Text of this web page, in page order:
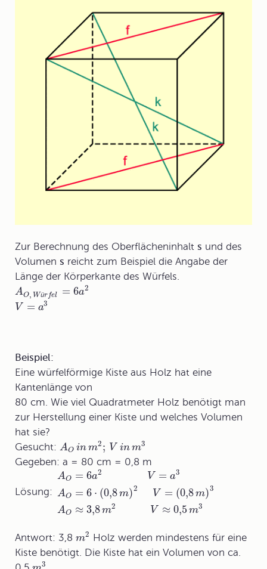
Zur Berechnung des Oberflächeninhalt s und des
Volumen s reicht zum Beispiel die Angabe der
Länge der Körperkante des Würfels.
AO, Würfel = 6a2
V = a3
Beispiel:
Eine würfelförmige Kiste aus Holz hat eine
Kantenlänge von
80 cm. Wie viel Quadratmeter Holz benötigt man
zur Herstellung einer Kiste und welches Volumen
hat sie?
Gesucht: AO inm2; V in m3
Gegeben: a = 80 cm = 0,8 m
Lösung:
AO = 6a2 V = a3
AO = 6 ⋅ (0,8 m)2 V = (0,8m)3
AO ≈ 3,8m2 V ≈ 0,5m3
Antwort: 3,8 m2 Holz werden mindestens für eine
Kiste benötigt. Die Kiste hat ein Volumen von ca.
3